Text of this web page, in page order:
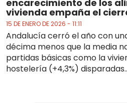
encarecimiento de los
vivienda empaña el
15 DE ENERO DE 2026 - 11:11
Andalucía cerró el año con
décima menos que la media
partidas básicas como la
hostelería (+4,3%)